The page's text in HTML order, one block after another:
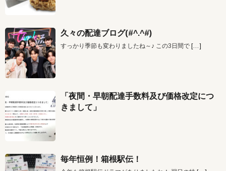
久々の配達ブログ(#^.^#)
すっかり季節も変わりましたね～♪ この3日間で […]
「夜間・早朝配達手数料及び価格改定につ
きまして」
毎年恒例！箱根駅伝！